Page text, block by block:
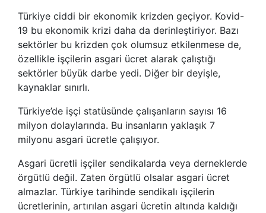
Türkiye ciddi bir ekonomik krizden geçiyor. Kovid-
19 bu ekonomik krizi daha da derinleştiriyor. Bazı
sektörler bu krizden çok olumsuz etkilenmese de,
özellikle işçilerin asgari ücret alarak çalıştığı
sektörler büyük darbe yedi. Diğer bir deyişle,
kaynaklar sınırlı.
Türkiye’de işçi statüsünde çalışanların sayısı 16
milyon dolaylarında. Bu insanların yaklaşık 7
milyonu asgari ücretle çalışıyor.
Asgari ücretli işçiler sendikalarda veya derneklerde
örgütlü değil. Zaten örgütlü olsalar asgari ücret
almazlar. Türkiye tarihinde sendikalı işçilerin
ücretlerinin, artırılan asgari ücretin altında kaldığı